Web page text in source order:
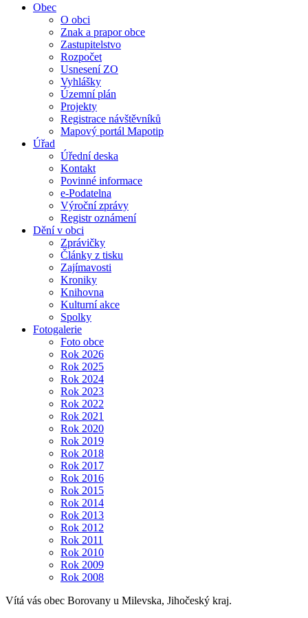
Obec
O obci
Znak a prapor obce
Zastupitelstvo
Rozpočet
Usnesení ZO
Vyhlášky
Územní plán
Projekty
Registrace návštěvníků
Mapový portál Mapotip
Úřad
Úřední deska
Kontakt
Povinné informace
e-Podatelna
Výroční zprávy
Registr oznámení
Dění v obci
Zprávičky
Články z tisku
Zajímavosti
Kroniky
Knihovna
Kulturní akce
Spolky
Fotogalerie
Foto obce
Rok 2026
Rok 2025
Rok 2024
Rok 2023
Rok 2022
Rok 2021
Rok 2020
Rok 2019
Rok 2018
Rok 2017
Rok 2016
Rok 2015
Rok 2014
Rok 2013
Rok 2012
Rok 2011
Rok 2010
Rok 2009
Rok 2008
Vítá vás obec Borovany u Milevska, Jihočeský kraj.